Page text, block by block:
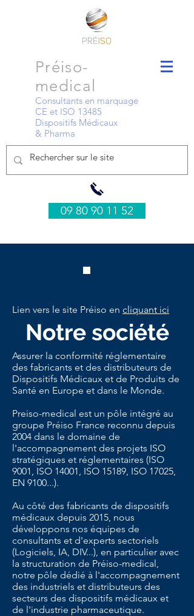
Préiso-
medical
Consultants en marquage
CE et ISO 13485
Dispositifs Médicaux
& Pharma
09 80 90 11 52
Lien vers le site Préiso en cliquant ici
Notre société
Assurer la conformité réglementaire
des fabricants et des distributeurs de
Dispositifs Médicaux et de Produits de
Santé en Europe et dans le Monde.
Preiso-medical est un pôle intégré au
groupe Préiso France reconnu depuis
2004 dans le domaine de
l'accompagnement des projets ISO
stratégiques et réglementaires (ISO
9001, ISO 14001, ISO 15189, ISO 17025,
EN 9100...).
Au côté des fabricants de dispositifs
médicaux depuis 2015, nous
développons nos équipes de
consultants et d'experts sectoriels
(Logiciels, IA, DIV...), en particulier avec
la structuration de Préiso-medical,
notre pôle dédié à l'accompagnement
des industriels et distributeurs des
secteurs des dispositifs médicaux et
de l'industrie pharmaceutique.